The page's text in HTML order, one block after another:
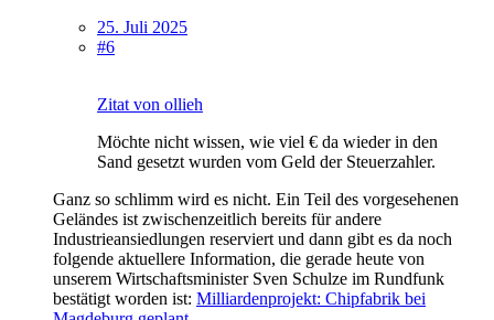
25. Juli 2025
#6
Zitat von ollieh
Möchte nicht wissen, wie viel € da wieder in den
Sand gesetzt wurden vom Geld der Steuerzahler.
Ganz so schlimm wird es nicht. Ein Teil des vorgesehenen
Geländes ist zwischenzeitlich bereits für andere
Industrieansiedlungen reserviert und dann gibt es da noch
folgende aktuellere Information, die gerade heute von
unserem Wirtschaftsminister Sven Schulze im Rundfunk
bestätigt worden ist: Milliardenprojekt: Chipfabrik bei